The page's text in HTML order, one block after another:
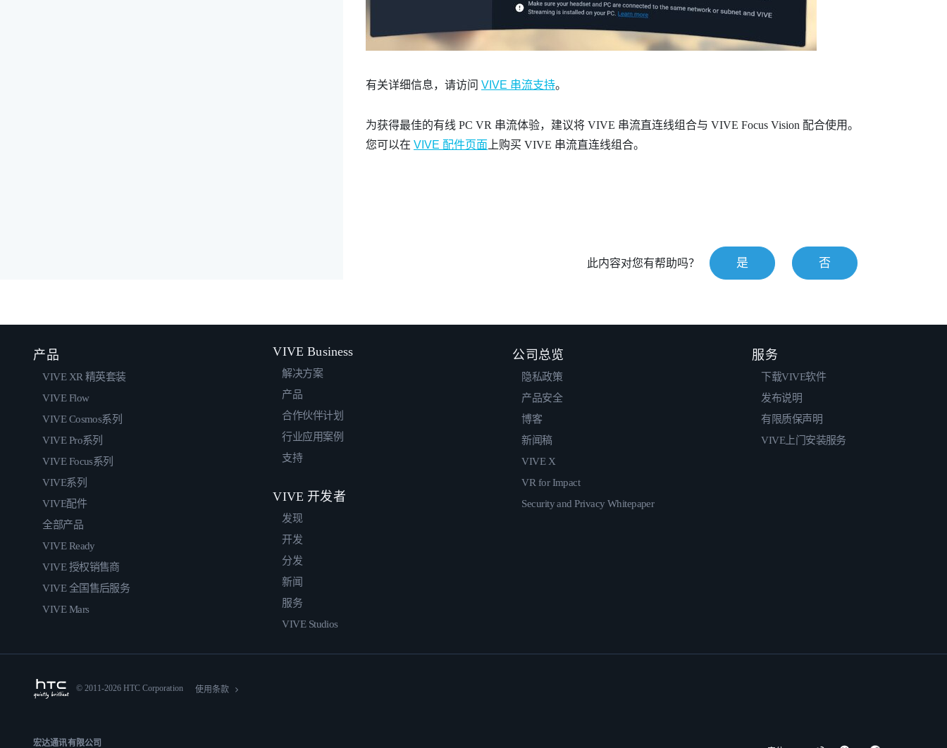
有关详细信息，请访问 VIVE 串流支持。
为获得最佳的有线 PC VR 串流体验，建议将 VIVE 串流直连线组合与 VIVE Focus Vision 配合使用。
您可以在 VIVE 配件页面 上购买 VIVE 串流直连线组合。
此内容对您有帮助吗？ 是 否
产品
VIVE XR 精英套装
VIVE Flow
VIVE Cosmos系列
VIVE Pro系列
VIVE Focus系列
VIVE系列
VIVE配件
全部产品
VIVE Ready
VIVE 授权销售商
VIVE 全国售后服务
VIVE Mars
VIVE Business
解决方案
产品
合作伙伴计划
行业应用案例
支持
VIVE 开发者
发现
开发
分发
新闻
服务
VIVE Studios
公司总览
隐私政策
产品安全
博客
新闻稿
VIVE X
VR for Impact
Security and Privacy Whitepaper
服务
下载VIVE软件
发布说明
有限质保声明
VIVE上门安装服务
© 2011-2026 HTC Corporation 使用条款
宏达通讯有限公司